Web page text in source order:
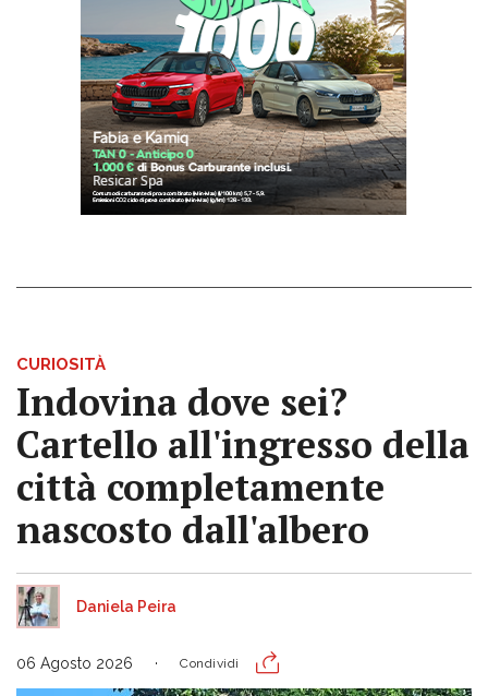
CURIOSITÀ
Indovina dove sei?
Cartello all'ingresso della
città completamente
nascosto dall'albero
Daniela Peira
06 Agosto 2026 Condividi